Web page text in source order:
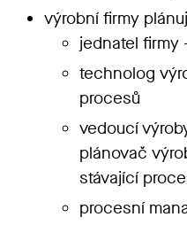
výrobní firmy
jednatel firmy
technolog
procesů
vedoucí
plánovač
stávající
procesní